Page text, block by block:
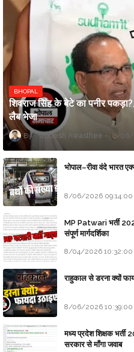
BHOPAL
शिवराज सिंह के बेटे का पनीर
लैब भेजा
Updesh Awasthee 8/06/
भोपाल–रीवा वंदे भारत
8/06/2026 09:14:00
MP Patwari भर्ती
संपूर्ण मार्गदर्शिका
8/04/2026 10:32:00
राहुकाल से डरना क्यों
8/06/2026 10:39:00
मध्य प्रदेश शिक्षक भर्ती
सरकार से माँगा जवाब